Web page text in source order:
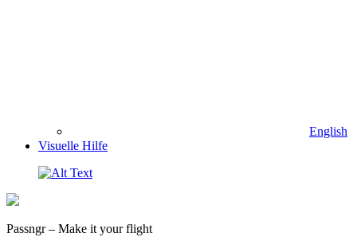
English
Visuelle Hilfe
Passngr – Make it your flight